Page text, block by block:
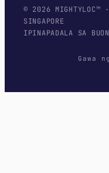
© 2026 MIGHTYLOC™ ·
SINGAPORE
IPINAPADALA SA
Gawa